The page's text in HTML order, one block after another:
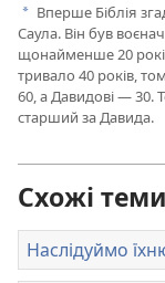
a Вперше Біблія
Саула. Він був
щонайменше 20
тривало 40 років,
60, а Давидові — 30.
старший за Давида.
Схожі теми
Наслідуймо